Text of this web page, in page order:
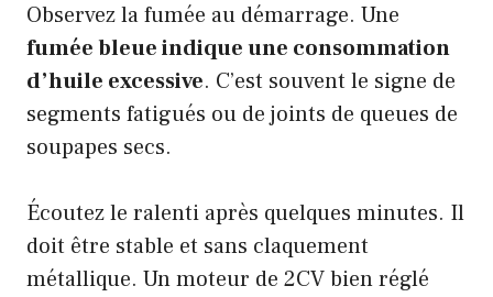
Observez la fumée au démarrage. Une
fumée bleue indique une consommation
d’huile excessive. C’est souvent le signe de
segments fatigués ou de joints de queues de
soupapes secs.
Écoutez le ralenti après quelques minutes. Il
doit être stable et sans claquement
métallique. Un moteur de 2CV bien réglé